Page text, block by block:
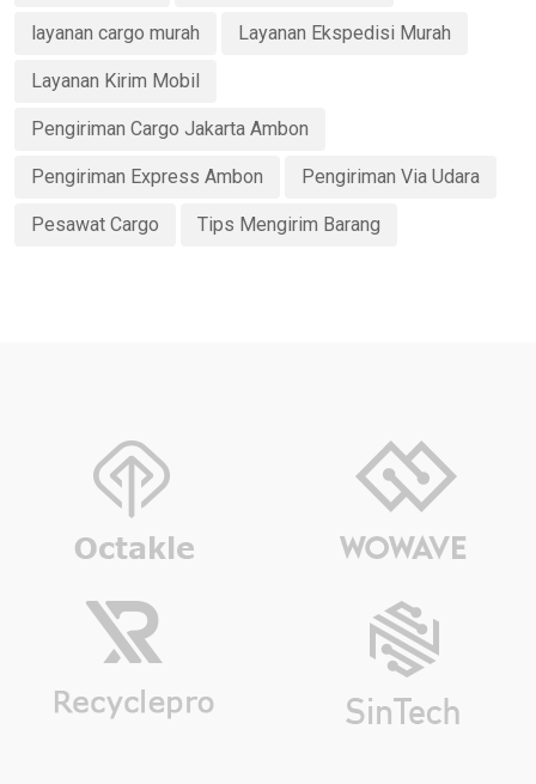
layanan cargo murah Layanan Ekspedisi Murah
Layanan Kirim Mobil
Pengiriman Cargo Jakarta Ambon
Pengiriman Express Ambon Pengiriman Via Udara
Pesawat Cargo Tips Mengirim Barang